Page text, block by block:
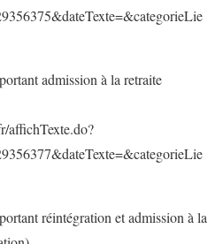
admission à la retraite
affichTexte.do?
réintégration et admission à la